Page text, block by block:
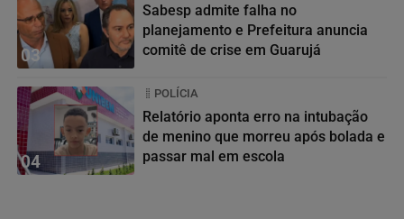
03
Sabesp admite falha no
planejamento e Prefeitura anuncia
comitê de crise em Guarujá
04
POLÍCIA
Relatório aponta erro na intubação
de menino que morreu após bolada e
passar mal em escola